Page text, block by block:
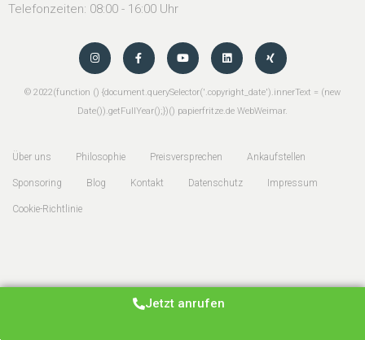
Telefonzeiten: 08:00 - 16:00 Uhr
© 2022(function () {document.querySelector('.copyright_date').innerText = (new
Date()).getFullYear();})() papierfritze.de WebWeimar.
Über uns Philosophie Preisversprechen Ankaufstellen
Sponsoring Blog Kontakt Datenschutz Impressum
Cookie-Richtlinie
Jetzt anrufen